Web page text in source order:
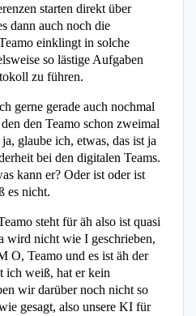
starten direkt über
dann auch noch die
einklingt in solche
so lästige Aufgaben
zu führen.
gerne gerade auch nochmal
den Teamo schon zweimal
glaube ich, etwas, das ist ja
bei den digitalen Teams.
kann er? Oder ist oder ist
es nicht.
steht für äh also ist quasi
wird nicht wie I geschrieben,
O, Teamo und es ist äh der
ich weiß, hat er kein
wir darüber noch nicht so
gesagt, also unsere KI für